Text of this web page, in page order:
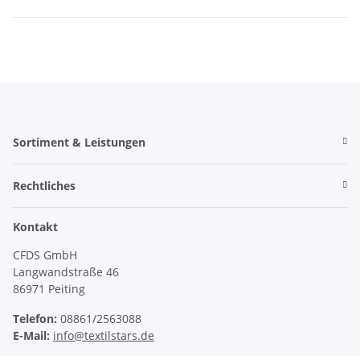
Sortiment & Leistungen
Rechtliches
Kontakt
CFDS GmbH
Langwandstraße 46
86971 Peiting
Telefon: 08861/2563088
E-Mail: info@textilstars.de